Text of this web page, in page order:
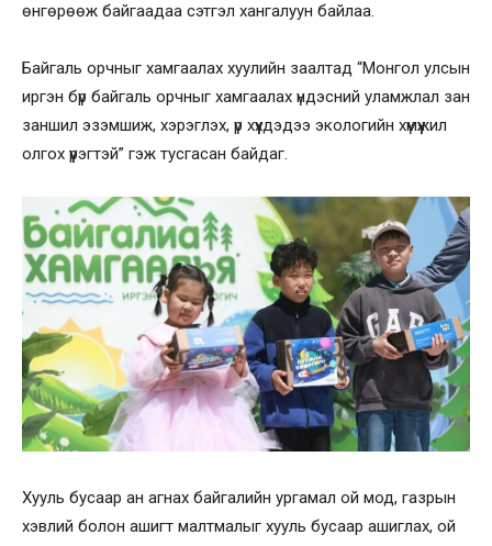
өнгөрөөж байгаадаа сэтгэл хангалуун байлаа.
Байгаль орчныг хамгаалах хуулийн заалтад “Монгол улсын
иргэн бүр байгаль орчныг хамгаалах үндэсний уламжлал зан
заншил эзэмшиж, хэрэглэх, үр хүүхдэдээ экологийн хүмүүжил
олгох үүрэгтэй” гэж тусгасан байдаг.
Хууль бусаар ан агнах байгалийн ургамал ой мод, газрын
хэвлий болон ашигт малтмалыг хууль бусаар ашиглах, ой